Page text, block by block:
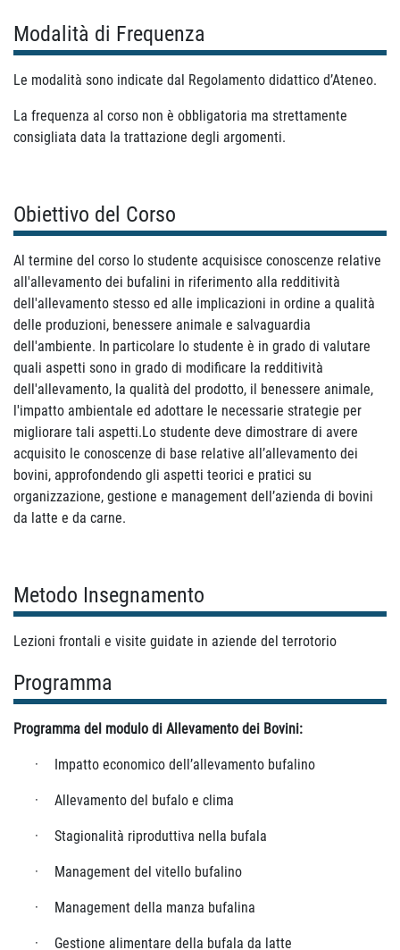
Modalità di Frequenza
Le modalità sono indicate dal Regolamento didattico d’Ateneo.
La frequenza al corso non è obbligatoria ma strettamente
consigliata data la trattazione degli argomenti.
Obiettivo del Corso
Al termine del corso lo studente acquisisce conoscenze relative
all'allevamento dei bufalini in riferimento alla redditività
dell'allevamento stesso ed alle implicazioni in ordine a qualità
delle produzioni, benessere animale e salvaguardia
dell'ambiente. In particolare lo studente è in grado di valutare
quali aspetti sono in grado di modificare la redditività
dell'allevamento, la qualità del prodotto, il benessere animale,
l'impatto ambientale ed adottare le necessarie strategie per
migliorare tali aspetti.Lo studente deve dimostrare di avere
acquisito le conoscenze di base relative all’allevamento dei
bovini, approfondendo gli aspetti teorici e pratici su
organizzazione, gestione e management dell’azienda di bovini
da latte e da carne.
Metodo Insegnamento
Lezioni frontali e visite guidate in aziende del terrotorio
Programma
Programma del modulo di Allevamento dei Bovini:
· Impatto economico dell’allevamento bufalino
· Allevamento del bufalo e clima
· Stagionalità riproduttiva nella bufala
· Management del vitello bufalino
· Management della manza bufalina
· Gestione alimentare della bufala da latte